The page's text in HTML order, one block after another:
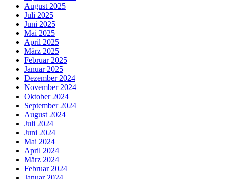
August 2025
Juli 2025
Juni 2025
Mai 2025
April 2025
März 2025
Februar 2025
Januar 2025
Dezember 2024
November 2024
Oktober 2024
September 2024
August 2024
Juli 2024
Juni 2024
Mai 2024
April 2024
März 2024
Februar 2024